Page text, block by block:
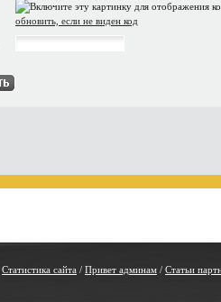
обновить, если не виден код
Статистика сайта / Привет админам / Статьи